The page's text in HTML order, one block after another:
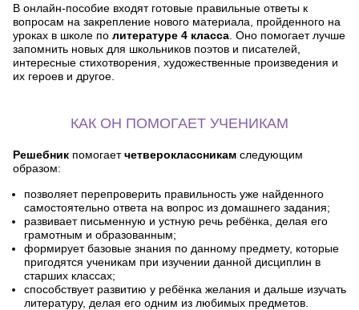
В онлайн-пособие входят готовые правильные ответы к
вопросам на закрепление нового материала, пройденного на
уроках в школе по литературе 4 класса . Оно помогает лучше
запомнить новых для школьников поэтов и писателей,
интересные стихотворения, художественные произведения и
их героев и другое.
КАК ОН ПОМОГАЕТ УЧЕНИКАМ
Решебник помогаетчетвероклассникам следующим
образом:
позволяет перепроверить правильность уже найденного
самостоятельно ответа на вопрос из домашнего задания;
развивает письменную и устную речь ребёнка, делая его
грамотным и образованным;
формирует базовые знания по данному предмету, которые
пригодятся ученикам при изучении данной дисциплин в
старших классах;
способствует развитию у ребёнка желания и дальше изучать
литературу, делая его одним из любимых предметов.